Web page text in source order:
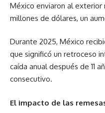
México enviaron al exterior
millones de dólares, un
Durante 2025, México
que significó un retroceso
caída anual después de 11
consecutivo.
El impacto de las